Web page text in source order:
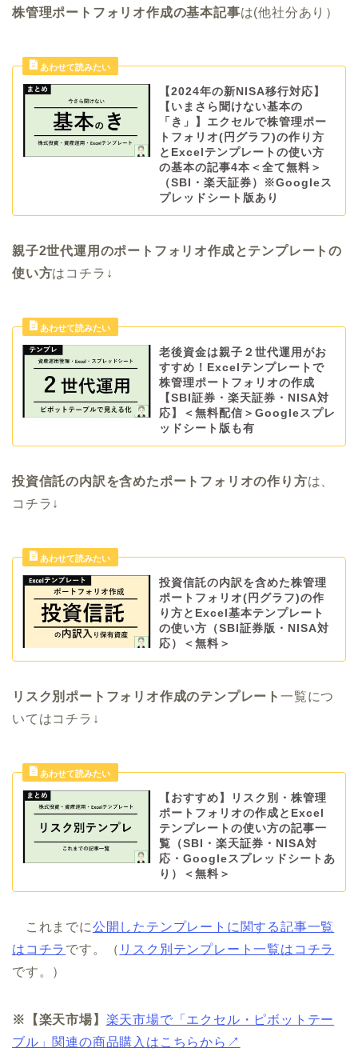
株管理ポートフォリオ作成の基本記事は(他社分あり）
【2024年の新NISA移行対応】
【いまさら聞けない基本の
「き」】エクセルで株管理ポー
トフォリオ(円グラフ)の作り方
とExcelテンプレートの使い方
の基本の記事4本＜全て無料＞
（SBI・楽天証券）※Googleス
プレッドシート版あり
親子2世代運用のポートフォリオ作成とテンプレートの
使い方はコチラ↓
老後資金は親子２世代運用がお
すすめ！Excelテンプレートで
株管理ポートフォリオの作成
【SBI証券・楽天証券・NISA対
応】＜無料配信＞Googleスプレ
ッドシート版も有
投資信託の内訳を含めたポートフォリオの作り方は、
コチラ↓
投資信託の内訳を含めた株管理
ポートフォリオ(円グラフ)の作
り方とExcel基本テンプレート
の使い方（SBI証券版・NISA対
応）＜無料＞
リスク別ポートフォリオ作成のテンプレート 一覧につ
いてはコチラ↓
【おすすめ】リスク別・株管理
ポートフォリオの作成とExcel
テンプレートの使い方の記事一
覧（SBI・楽天証券・NISA対
応・Googleスプレッドシートあ
り）＜無料＞
これまでに公開したテンプレートに関する記事一覧
はコチラ です。（ リスク別テンプレート一覧はコチラ
です。）
※【楽天市場】 楽天市場で「エクセル・ピボットテー
ブル」関連の商品購入はこちらから↗